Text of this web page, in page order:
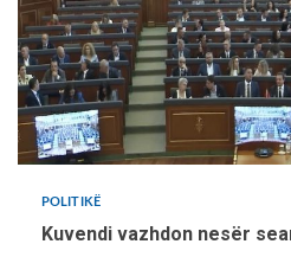
POLITIKË
Kuvendi vazhdon nesër